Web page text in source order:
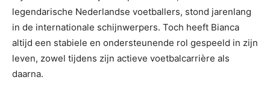
legendarische Nederlandse voetballers, stond jarenlang
in de internationale schijnwerpers. Toch heeft Bianca
altijd een stabiele en ondersteunende rol gespeeld in zijn
leven, zowel tijdens zijn actieve voetbalcarrière als
daarna.